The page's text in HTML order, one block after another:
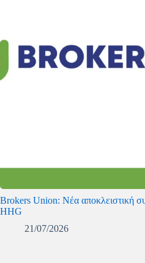
Brokers Union: Νέα αποκλειστική
HHG
21/07/2026